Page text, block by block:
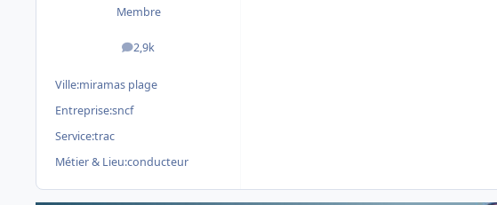
Membre
2,9k
messages
Ville:miramas plage
Entreprise:sncf
Service:trac
Métier & Lieu:conducteur